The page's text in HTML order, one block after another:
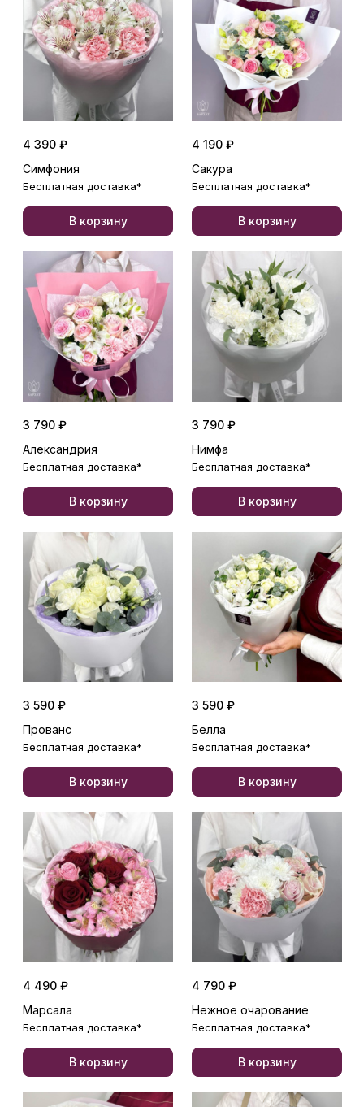
4 390 ₽
Симфония
Бесплатная доставка*
В корзину
4 190 ₽
Сакура
Бесплатная доставка*
В корзину
3 790 ₽
Александрия
Бесплатная доставка*
В корзину
3 790 ₽
Нимфа
Бесплатная доставка*
В корзину
3 590 ₽
Прованс
Бесплатная доставка*
В корзину
3 590 ₽
Белла
Бесплатная доставка*
В корзину
4 490 ₽
Марсала
Бесплатная доставка*
В корзину
4 790 ₽
Нежное очарование
Бесплатная доставка*
В корзину